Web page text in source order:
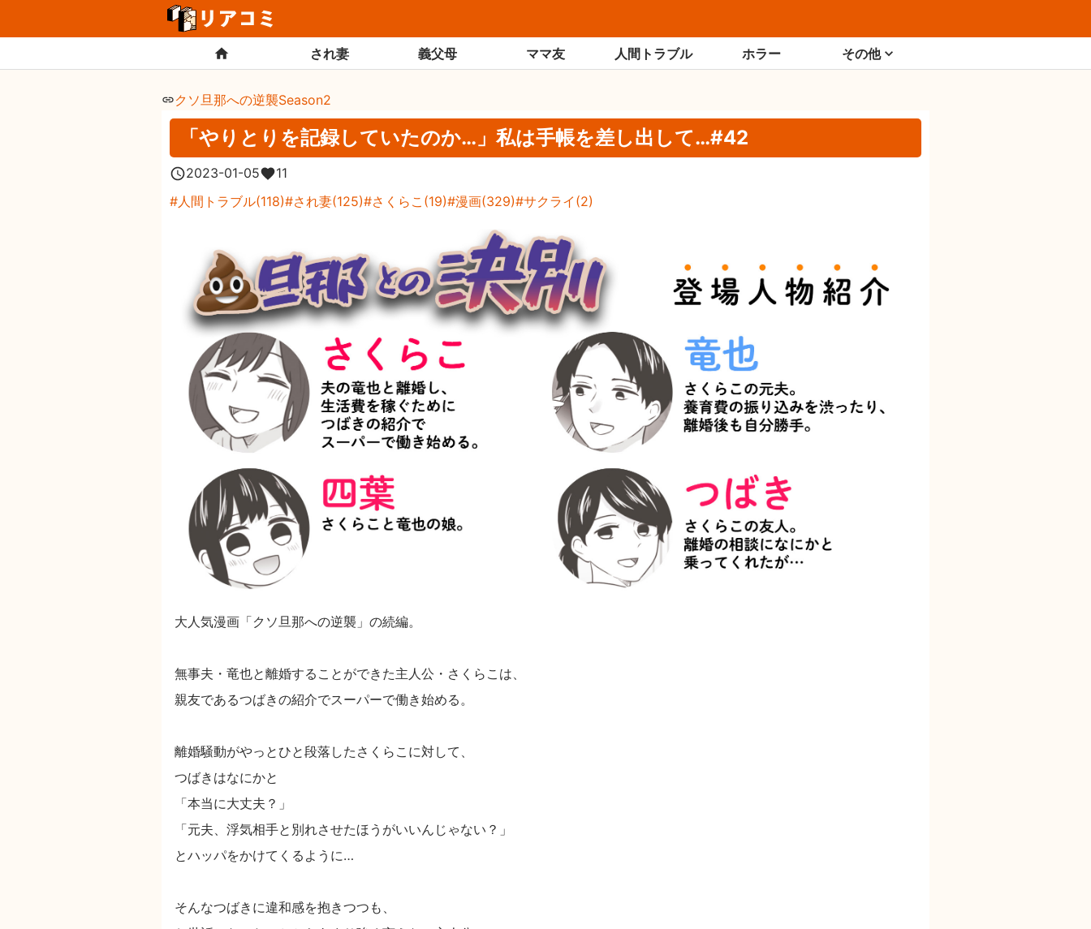
され妻 義父母 ママ友 人間トラブル ホラー その他
クソ旦那への逆襲Season2
「やりとりを記録していたのか…」私は手帳を差し出して…#42
2023-01-05
11
人間トラブル(118) され妻(125) さくらこ (19) 漫画(329) サクライ (2)
大人気漫画「クソ旦那への逆襲」の続編。
無事夫・竜也と離婚することができた主人公・さくらこは、
親友であるつばきの紹介でスーパーで働き始める。
離婚騒動がやっとひと段落したさくらこに対して、
つばきはなにかと
「本当に大丈夫？」
「元夫、浮気相手と別れさせたほうがいいんじゃない？」
とハッパをかけてくるように…
そんなつばきに違和感を抱きつつも、